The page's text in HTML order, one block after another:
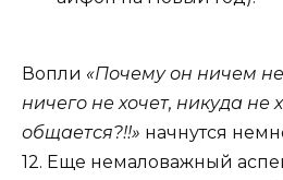
Вопли «Почему он ничем не
ничего не хочет, никуда не
общается?!!» начнутся
12. Еще немаловажный